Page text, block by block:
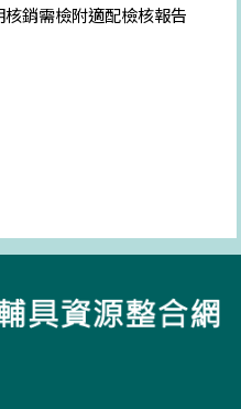
銷需檢附適配檢核報告